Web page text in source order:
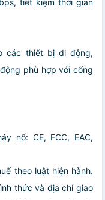
các thiết bị di động,
phù hợp với cổng
nổ: CE, FCC, EAC,
theo luật hiện hành.
thức và địa chỉ giao